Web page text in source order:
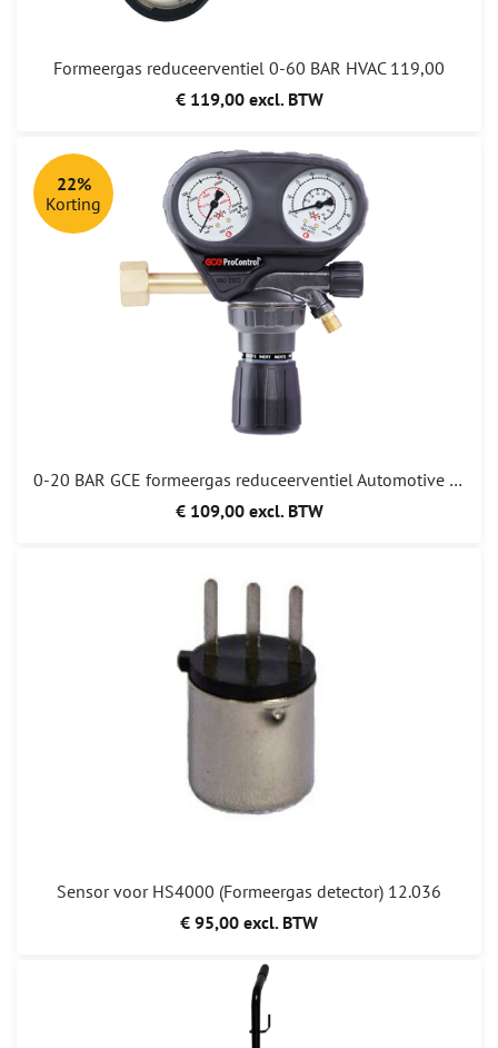
Formeergas reduceerventiel 0-60 BAR HVAC 119,00
€ 119,00 excl. BTW
22%
Korting
0-20 BAR GCE formeergas reduceerventiel Automotive + verloop 1/4"
€ 109,00 excl. BTW
Sensor voor HS4000 (Formeergas detector) 12.036
€ 95,00 excl. BTW